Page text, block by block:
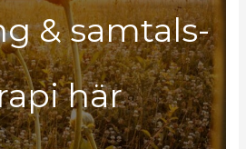
& samtals-
här